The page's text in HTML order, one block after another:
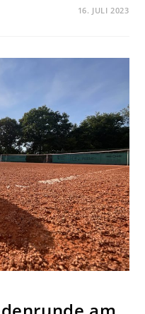
16. JULI 2023